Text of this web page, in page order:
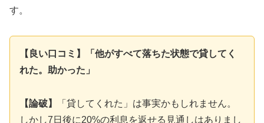
す。
【良い口コミ】「他がすべて落ちた状態で貸してく
れた。助かった」
【論破】
「貸してくれた」は事実かもしれません。
しかし7日後に20%の利息を返せる見通しはありまし